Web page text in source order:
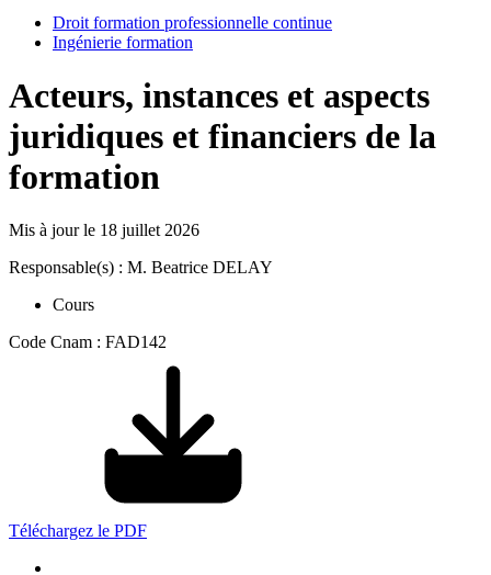
Droit formation professionnelle continue
Ingénierie formation
Acteurs, instances et aspects
juridiques et financiers de la
formation
Mis à jour le 18 juillet 2026
Responsable(s) : M. Beatrice DELAY
Cours
Code Cnam : FAD142
Téléchargez le PDF